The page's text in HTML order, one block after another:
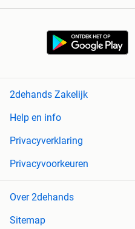
2dehands Zakelijk
Help en info
Privacyverklaring
Privacyvoorkeuren
Over 2dehands
Sitemap